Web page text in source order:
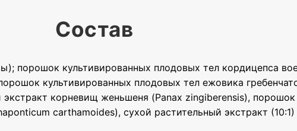
Состав
порошок культивированных плодовых тел кордицепса
культивированных плодовых тел ежовика
корневищ женьшеня (Panax zingiberensis),
carthamoides), сухой растительный экстракт